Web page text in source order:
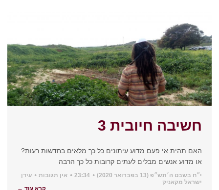
חשיבה חיובית 3
האם תהית אי פעם מדוע עיתונים כל כך מלאים בחדשות רעות?
או מדוע אנשים מבלים לעתים קרובות כל כך הרבה
י״ח בשבט ה׳תש״פ (13 בפברואר 2020) 23:34 אין תגובות
עידן
ישראל מקאניק